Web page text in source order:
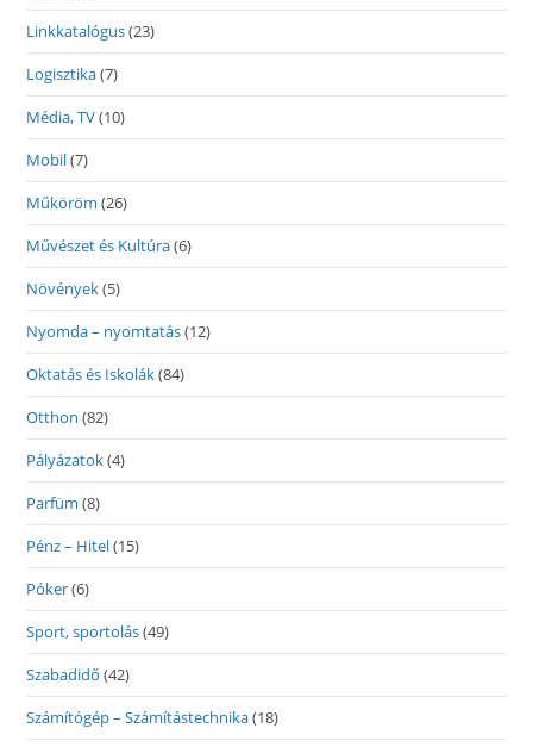
Linkkatalógus(23)
Logisztika(7)
Média, TV(10)
Mobil(7)
Műköröm (26)
Művészet és Kultúra(6)
Növények(5)
Nyomda – nyomtatás(12)
Oktatás és Iskolák(84)
Otthon (82)
Pályázatok(4)
Parfüm (8)
Pénz – Hitel(15)
Póker(6)
Sport, sportolás(49)
Szabadidő (42)
Számítógép – Számítástechnika(18)